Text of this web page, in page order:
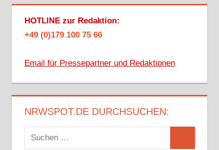
HOTLINE zur Redaktion:
+49 (0)179 100 75 66
Email für Pressepartner und Redaktionen
NRWSPOT.DE DURCHSUCHEN:
Suchen
nach: